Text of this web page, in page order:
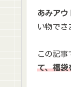
あみアウ
い物でき
この記事
て、福袋